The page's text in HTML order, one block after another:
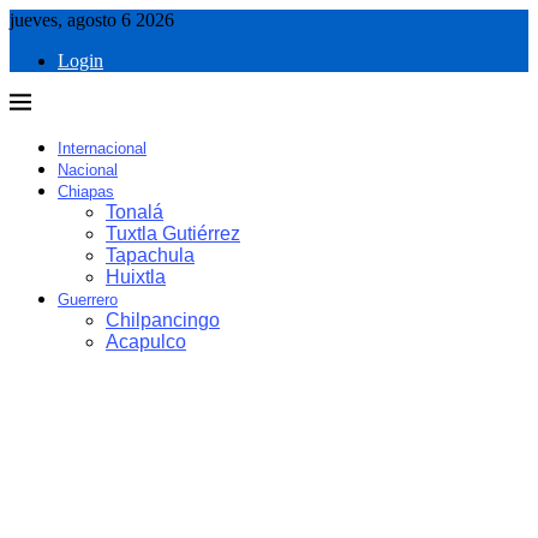
jueves, agosto 6 2026
Login
Internacional
Nacional
Chiapas
Tonalá
Tuxtla Gutiérrez
Tapachula
Huixtla
Guerrero
Chilpancingo
Acapulco